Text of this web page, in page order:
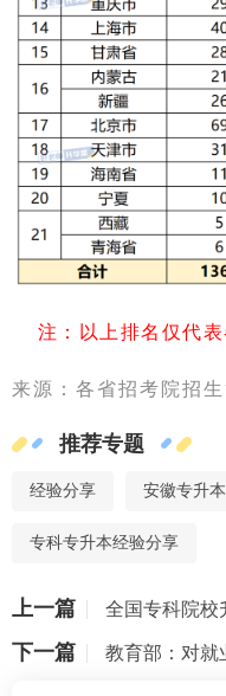
注：以上排名仅代
来源：各省招考院招
推荐专题
经验分享 安徽专升本
专科专升本经验分享
上一篇
下一篇 教育部：对就